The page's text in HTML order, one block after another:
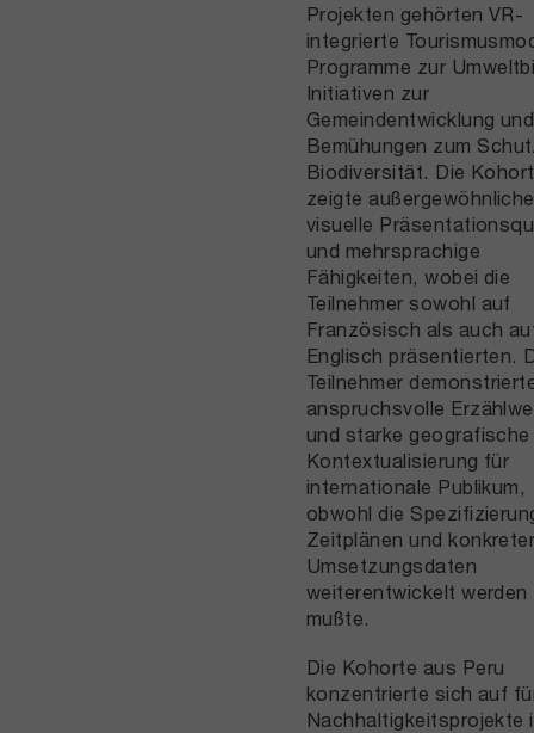
Projekten gehörten VR-
integrierte
Programme zur
Initiativen zur
Gemeindentwicklung und
Bemühungen zum
Biodiversität. Die
zeigte außergewöhnliche
visuelle
und mehrsprachige
Fähigkeiten, wobei die
Teilnehmer sowohl auf
Französisch als auch
Englisch präsentierten.
Teilnehmer
anspruchsvolle
und starke geografische
Kontextualisierung für
internationale Publikum,
obwohl die
Zeitplänen und
Umsetzungsdaten
weiterentwickelt werden
mußte.
Die Kohorte aus Peru
konzentrierte sich auf
Nachhaltigkeitsprojekte